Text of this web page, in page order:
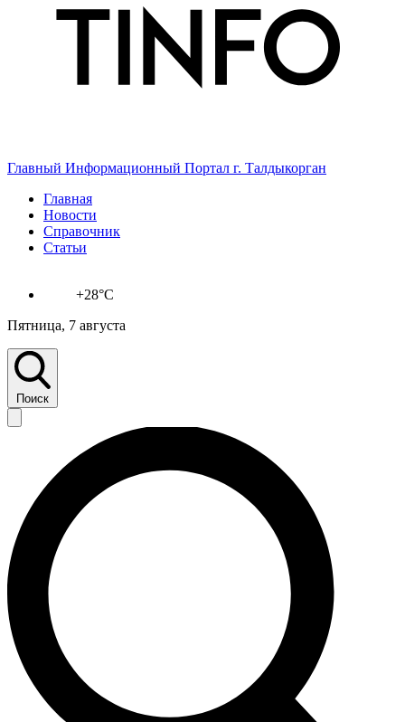
Главный Информационный Портал г. Талдыкорган
Главная
Новости
Справочник
Статьи
+28°C
Пятница, 7 августа
Поиск